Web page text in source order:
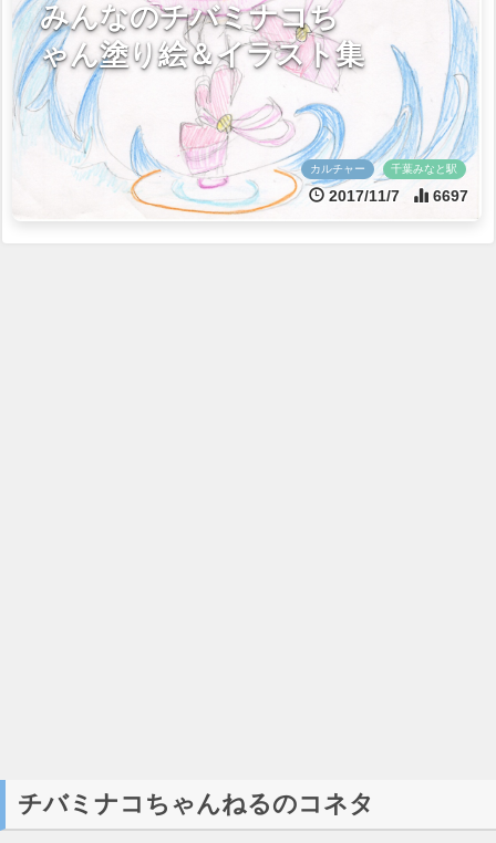
みんなのチバミナコち
ゃん塗り絵＆イラスト集
カルチャー 千葉みなと駅
2017/11/7 6697
チバミナコちゃんねるのコネタ